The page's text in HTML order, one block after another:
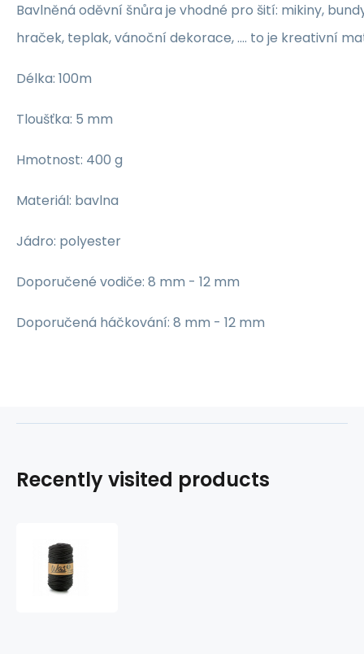
Bavlněná oděvní šnůra je vhodné pro šití: mikiny,
hraček, teplak, vánoční dekorace, .... to je kreativní
Délka: 100m
Tloušťka: 5 mm
Hmotnost: 400 g
Materiál: bavlna
Jádro: polyester
Doporučené vodiče: 8 mm - 12 mm
Doporučená háčkování: 8 mm - 12 mm
Recently visited products